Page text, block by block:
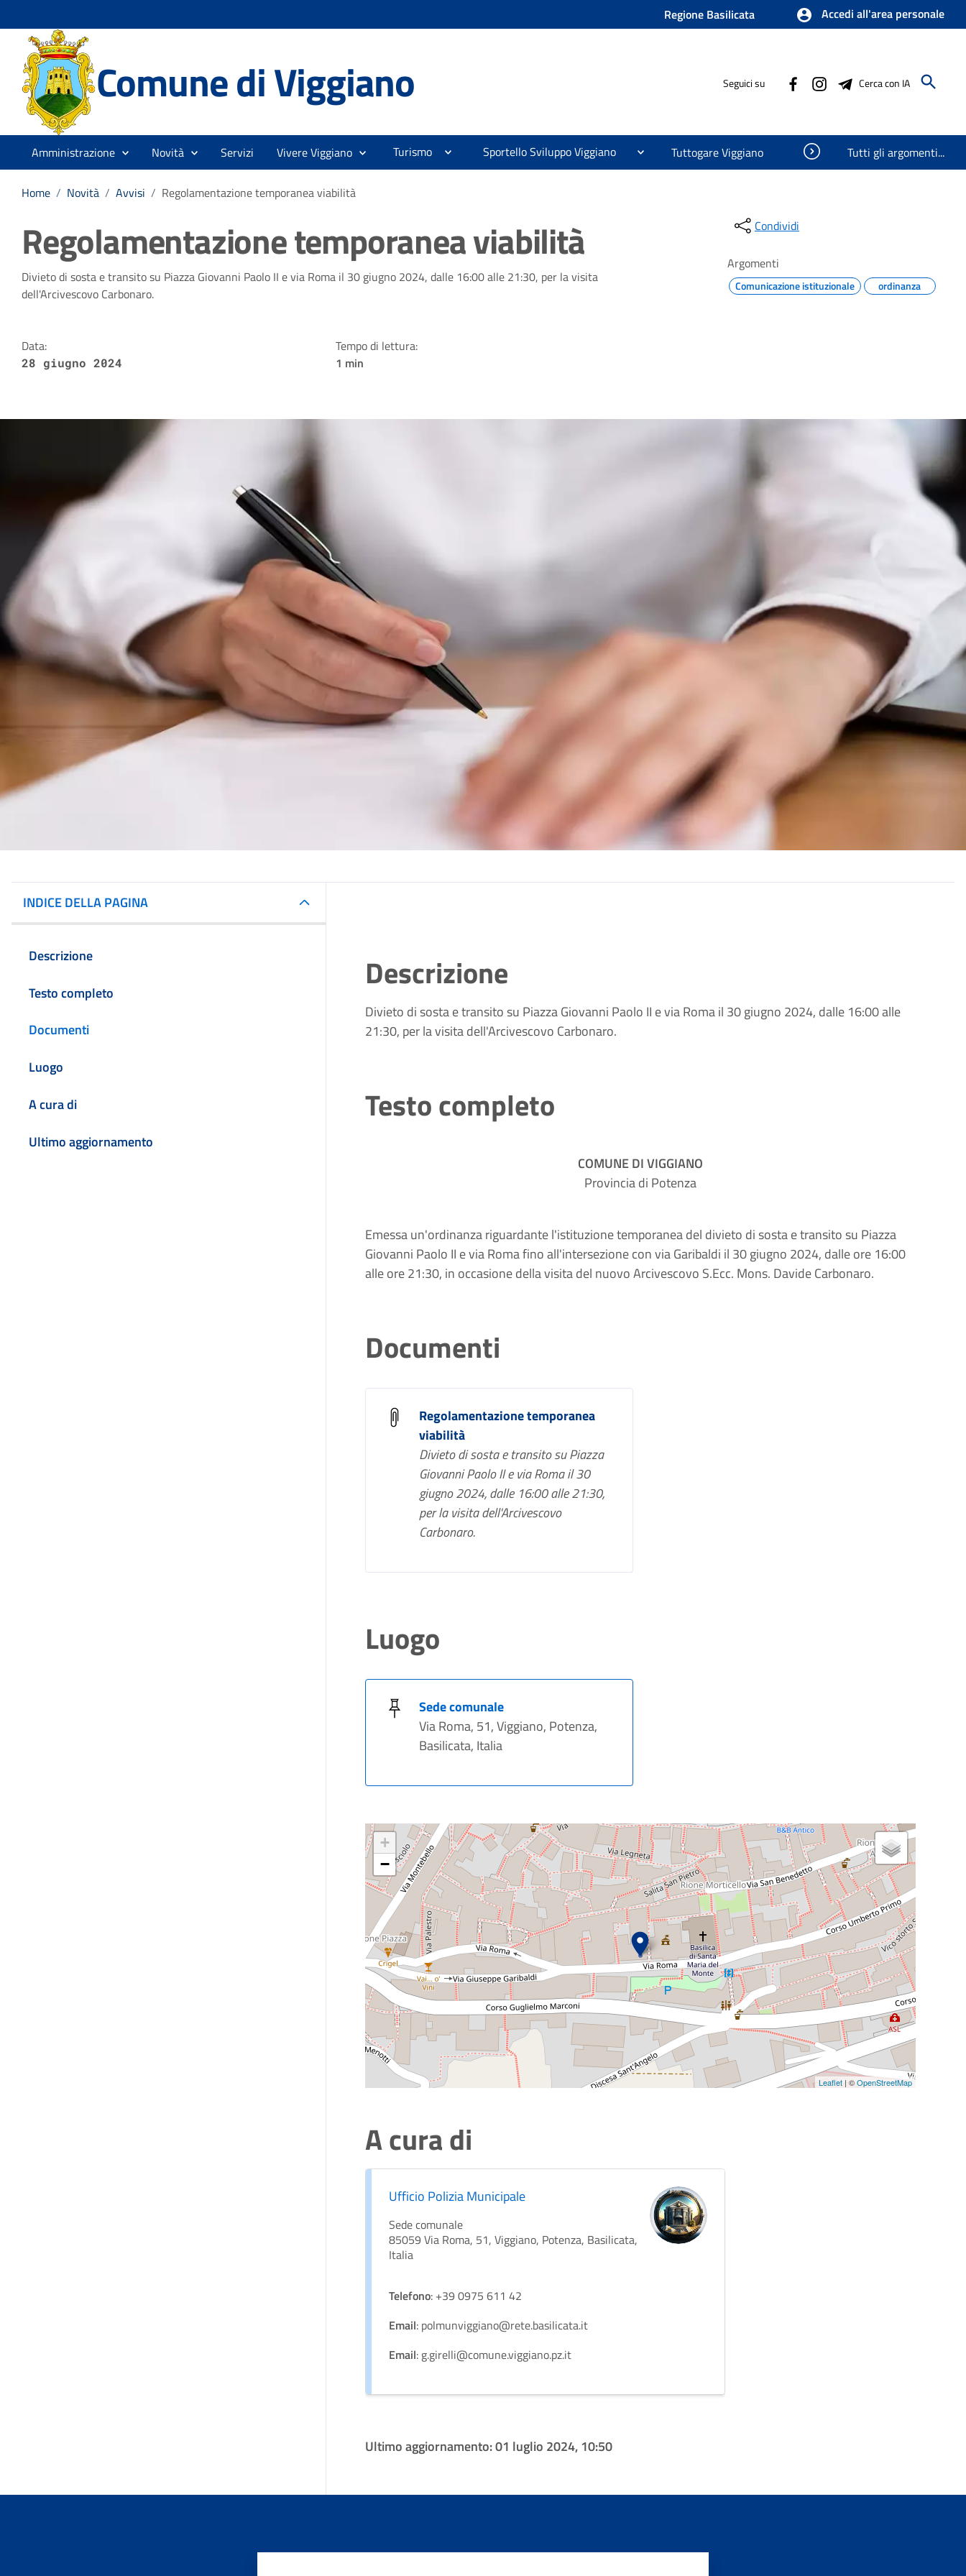
Regione Basilicata Accedi all'area personale
Comune di Viggiano Seguici su Cerca con IA
Amministrazione Novità Servizi Vivere Viggiano Turismo Sportello Sviluppo Viggiano Tuttogare Viggiano Visualizza oggetti nascosti
Tutti gli argomenti...
Home / Novità / Avvisi / Regolamentazione temporanea viabilità
Regolamentazione temporanea viabilità
Dettagli della notizia
Divieto di sosta e transito su Piazza Giovanni Paolo II e via Roma il 30 giugno 2024, dalle 16:00 alle 21:30, per la visita
dell'Arcivescovo Carbonaro.
Data:
28 giugno 2024
Tempo di lettura:
1 min
Condividi
Argomenti
Comunicazione istituzionale ordinanza
INDICE DELLA PAGINA
Descrizione
Testo completo
Documenti
Luogo
A cura di
Ultimo aggiornamento
Descrizione
Divieto di sosta e transito su Piazza Giovanni Paolo II e via Roma il 30 giugno 2024, dalle 16:00 alle
21:30, per la visita dell'Arcivescovo Carbonaro.
Testo completo
COMUNE DI VIGGIANO
Provincia di Potenza
Emessa un'ordinanza riguardante l'istituzione temporanea del divieto di sosta e transito su Piazza
Giovanni Paolo II e via Roma fino all'intersezione con via Garibaldi il 30 giugno 2024, dalle ore 16:00
alle ore 21:30, in occasione della visita del nuovo Arcivescovo S.Ecc. Mons. Davide Carbonaro.
Documenti
Regolamentazione temporanea
viabilità
Divieto di sosta e transito su Piazza
Giovanni Paolo II e via Roma il 30
giugno 2024, dalle 16:00 alle 21:30,
per la visita dell'Arcivescovo
Carbonaro.
Luogo
Sede comunale
Via Roma, 51, Viggiano, Potenza,
Basilicata, Italia
+
−
Leaflet| ©OpenStreetMap
A cura di
Ufficio Polizia Municipale
Sede comunale
85059 Via Roma, 51, Viggiano, Potenza, Basilicata,
Italia
Telefono: +39 0975 611 42
Email: polmunviggiano@rete.basilicata.it
Email: g.girelli@comune.viggiano.pz.it
Ultimo aggiornamento:01 luglio 2024, 10:50